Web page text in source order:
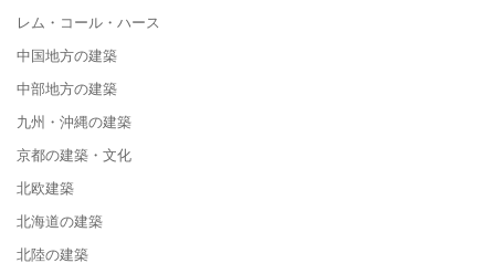
レム・コール・ハース
中国地方の建築
中部地方の建築
九州・沖縄の建築
京都の建築・文化
北欧建築
北海道の建築
北陸の建築